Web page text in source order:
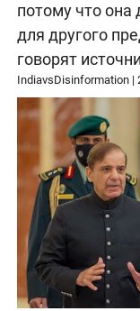
потому что
для другого
говорят
IndiavsDisinformation |